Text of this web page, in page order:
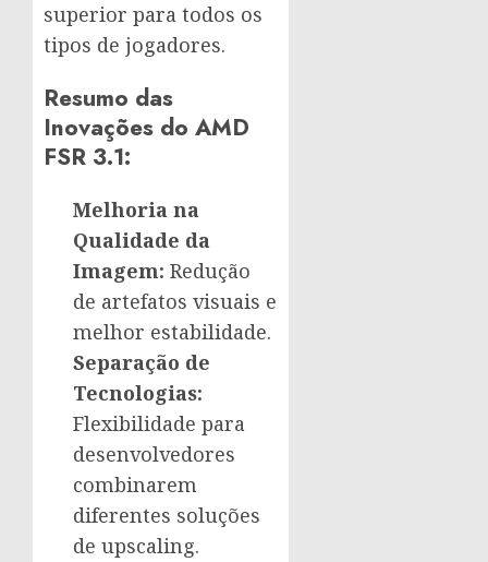
superior para todos os
tipos de jogadores.
Resumo das
Inovações do AMD
FSR 3.1:
Melhoria na
Qualidade da
Imagem: Redução
de artefatos visuais e
melhor estabilidade.
Separação de
Tecnologias:
Flexibilidade para
desenvolvedores
combinarem
diferentes soluções
de upscaling.